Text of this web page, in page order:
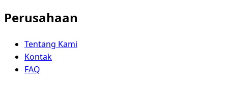
Perusahaan
Tentang Kami
Kontak
FAQ